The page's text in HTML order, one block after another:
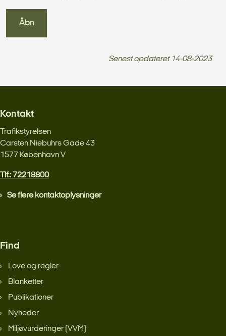
Åbn
Senest opdateret 14-08-2023
Kontakt
Trafikstyrelsen
Carsten Niebuhrs Gade 43
1577 København V
Tlf.: 72218800
Se flere kontaktoplysninger
Find
Love og regler
Blanketter
Publikationer
Nyheder
Miljøvurderinger (VVM)